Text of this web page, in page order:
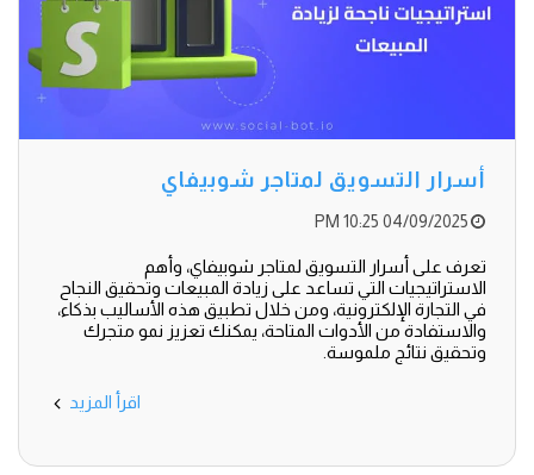
أسرار التسويق لمتاجر شوبيفاي
04/09/2025 10:25 PM
تعرف على أسرار التسويق لمتاجر شوبيفاي، وأهم
الاستراتيجيات التي تساعد على زيادة المبيعات وتحقيق النجاح
في التجارة الإلكترونية، ومن خلال تطبيق هذه الأساليب بذكاء،
والاستفادة من الأدوات المتاحة، يمكنك تعزيز نمو متجرك
وتحقيق نتائج ملموسة.
اقرأ المزيد